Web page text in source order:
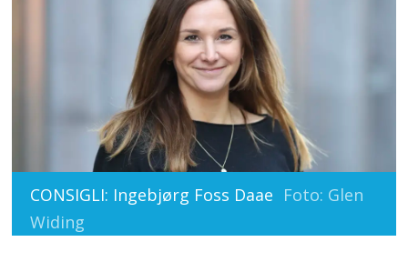
CONSIGLI: Ingebjørg Foss Daae Foto: Glen
Widing